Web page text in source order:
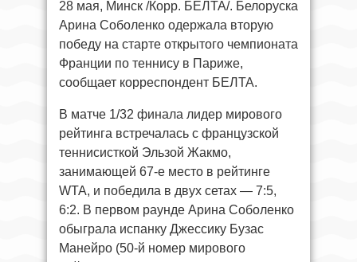
28 мая, Минск /Корр. БЕЛТА/. Белоруска
Арина Соболенко одержала вторую
победу на старте открытого чемпионата
Франции по теннису в Париже,
сообщает корреспондент БЕЛТА.
В матче 1/32 финала лидер мирового
рейтинга встречалась с французской
теннисисткой Эльзой Жакмо,
занимающей 67-е место в рейтинге
WTA, и победила в двух сетах — 7:5,
6:2. В первом раунде Арина Соболенко
обыграла испанку Джессику Бузас
Манейро (50-й номер мирового